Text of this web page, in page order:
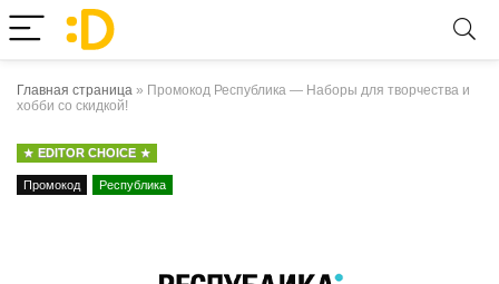
Главная страница » Промокод Республика — Наборы для творчества и
хобби со скидкой!
EDITOR CHOICE
Промокод Республика